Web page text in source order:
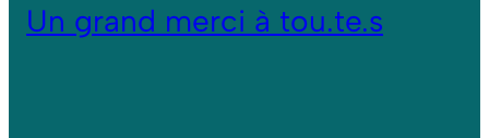
Un grand merci à tou.te.s